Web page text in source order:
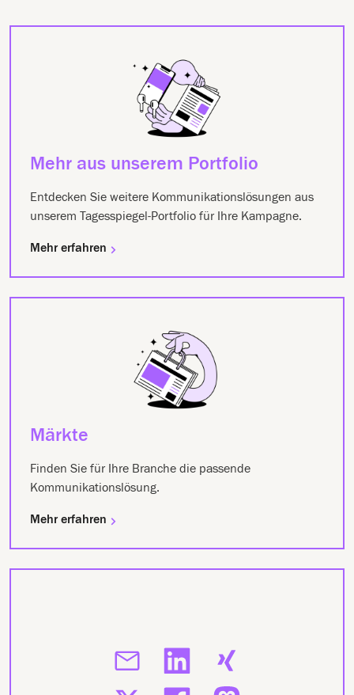
Mehr aus unserem Portfolio
Entdecken Sie weitere Kommunikationslösungen aus
unserem Tagesspiegel-Portfolio für Ihre Kampagne.
Mehr erfahren
Märkte
Finden Sie für Ihre Branche die passende
Kommunikationslösung.
Mehr erfahren